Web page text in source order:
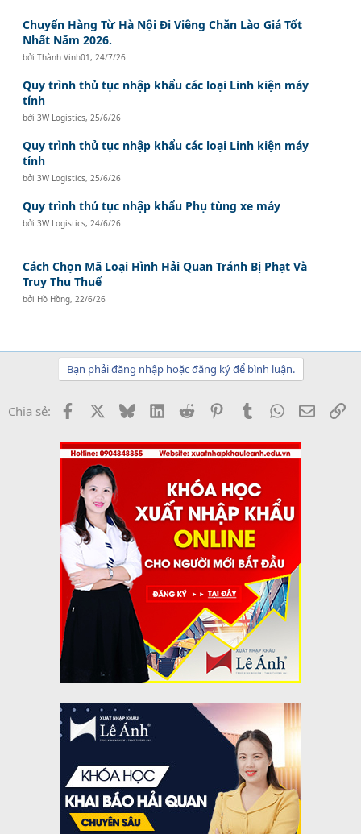
Chuyển Hàng Từ Hà Nội Đi Viêng Chăn Lào Giá Tốt
Nhất Năm 2026.
bởiThành Vinh01 , 24/7/26
Quy trình thủ tục nhập khẩu các loại Linh kiện máy
tính
bởi3W Logistics, 25/6/26
Quy trình thủ tục nhập khẩu các loại Linh kiện máy
tính
bởi3W Logistics, 25/6/26
Quy trình thủ tục nhập khẩu Phụ tùng xe máy
bởi3W Logistics, 24/6/26
Cách Chọn Mã Loại Hình Hải Quan Tránh Bị Phạt Và
Truy Thu Thuế
bởi Hồ Hồng, 22/6/26
Bạn phải đăng nhập hoặc đăng ký để bình luận.
Chia sẻ: Facebook BlueskyLinkedInReddit PinterestTumblrWhatsApp
Email